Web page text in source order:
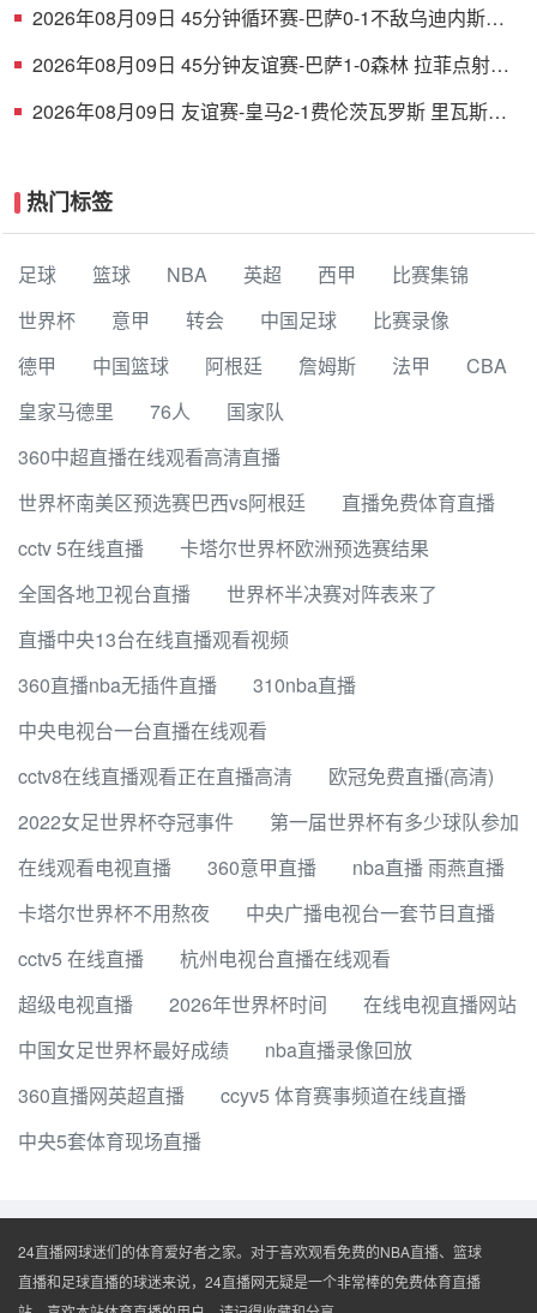
2026年08月09日 45分钟循环赛-巴萨0-1不敌乌迪内斯无
2026年08月09日 45分钟友谊赛-巴萨1-0森林 拉菲点射费
2026年08月09日 友谊赛-皇马2-1费伦茨瓦罗斯 里瓦斯建
热门标签
足球 篮球 NBA 英超 西甲
比赛集锦
世界杯
意甲 转会 中国足球
比赛录像
德甲
中国篮球 阿根廷 詹姆斯 法甲
CBA
皇家马德里
76人
国家队
360中超直播在线观看高清直播
世界杯南美区预选赛巴西vs阿根廷
直播免费体育直播
cctv 5在线直播
卡塔尔世界杯欧洲预选赛结果
全国各地卫视台直播
世界杯半决赛对阵表来了
直播中央13台在线直播观看视频
360直播nba无插件直播
310nba直播
中央电视台一台直播在线观看
cctv8在线直播观看正在直播高清
欧冠免费直播(高清)
2022女足世界杯夺冠事件
第一届世界杯有多少球队参加
在线观看电视直播
360意甲直播
nba直播 雨燕直播
卡塔尔世界杯不用熬夜
中央广播电视台一套节目直播
cctv5 在线直播
杭州电视台直播在线观看
超级电视直播
2026年世界杯时间
在线电视直播网站
中国女足世界杯最好成绩
nba直播录像回放
360直播网英超直播
ccyv5 体育赛事频道在线直播
中央5套体育现场直播
24直播网球迷们的体育爱好者之家。对于喜欢观看免费的NBA直播、篮球
直播和足球直播的球迷来说，24直播网无疑是一个非常棒的免费体育直播